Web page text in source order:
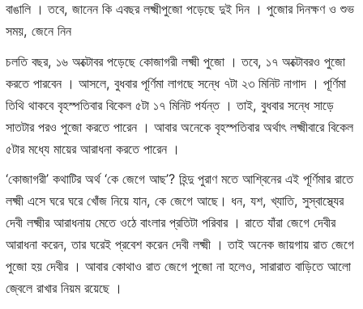
বাঙালি । তবে, জানেন কি এবছর লক্ষ্মীপুজো পড়েছে দুই দিন । পুজোর দিনক্ষণ ও শুভ
সময়, জেনে নিন
চলতি বছর, ১৬ অক্টোবর পড়েছে কোজাগরী লক্ষ্মী পুজো । তবে, ১৭ অক্টোবরও পুজো
করতে পারবেন । আসলে, বুধবার পূর্ণিমা লাগছে সন্ধে ৭টা ২৩ মিনিট নাগাদ । পূর্ণিমা
তিথি থাকবে বৃহস্পতিবার বিকেল ৫টা ১৭ মিনিট পর্যন্ত । তাই, বুধবার সন্ধে সাড়ে
সাতটার পরও পুজো করতে পারেন । আবার অনেকে বৃহস্পতিবার অর্থাৎ লক্ষ্মীবারে বিকেল
৫টার মধ্যে মায়ের আরাধনা করতে পারেন ।
‘কোজাগরী’ কথাটির অর্থ ‘কে জেগে আছ’? হিন্দু পুরাণ মতে আশ্বিনের এই পূর্ণিমার রাতে
লক্ষ্মী এসে ঘরে ঘরে খোঁজ নিয়ে যান, কে জেগে আছে। ধন, যশ, খ্যাতি, সুস্বাস্থ্যের
দেবী লক্ষ্মীর আরাধনায় মেতে ওঠে বাংলার প্রতিটা পরিবার । রাতে যাঁরা জেগে দেবীর
আরাধনা করেন, তার ঘরেই প্রবেশ করেন দেবী লক্ষ্মী । তাই অনেক জায়গায় রাত জেগে
পুজো হয় দেবীর । আবার কোথাও রাত জেগে পুজো না হলেও, সারারাত বাড়িতে আলো
জ্বেলে রাখার নিয়ম রয়েছে ।